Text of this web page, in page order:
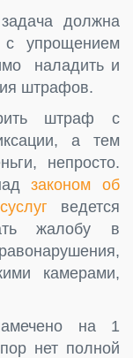
должна
с упрощением
наладить и
штрафов.
штраф с
а тем
непросто.
законом об
ведется
жалобу в
камерами,
на 1
нет полной